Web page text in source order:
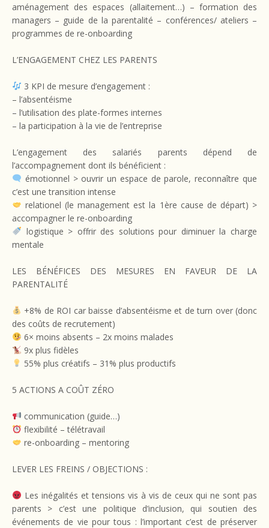
aménagement des espaces (allaitement…) – formation des
managers – guide de la parentalité – conférences/ ateliers –
programmes de re-onboarding
L’ENGAGEMENT CHEZ LES PARENTS
3 KPI de mesure d’engagement :
– l’absentéisme
– l’utilisation des plate-formes internes
– la participation à la vie de l’entreprise
L’engagement des salariés parents dépend de
l’accompagnement dont ils bénéficient :
émotionnel > ouvrir un espace de parole, reconnaître que
c’est une transition intense
relationel (le management est la 1ère cause de départ) >
accompagner le re-onboarding
logistique > offrir des solutions pour diminuer la charge
mentale
LES BÉNÉFICES DES MESURES EN FAVEUR DE LA
PARENTALITÉ
+8% de ROI car baisse d’absentéisme et de turn over (donc
des coûts de recrutement)
6× moins absents – 2x moins malades
9x plus fidèles
55% plus créatifs – 31% plus productifs
5 ACTIONS A COÛT ZÉRO
communication (guide…)
flexibilité – télétravail
re-onboarding – mentoring
LEVER LES FREINS / OBJECTIONS :
Les inégalités et tensions vis à vis de ceux qui ne sont pas
parents > c’est une politique d’inclusion, qui soutien des
événements de vie pour tous : l’important c’est de préserver